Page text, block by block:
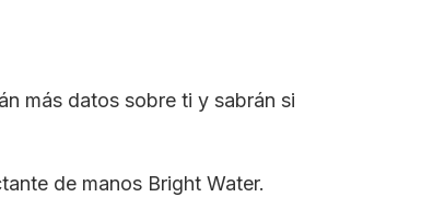
más datos sobre ti y sabrán si
de manos Bright Water.